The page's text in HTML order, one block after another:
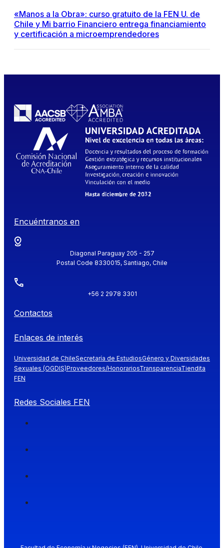
«Manos a la Obra»: curso gratuito de la FEN U. de
Chile y Mi barrio Financiero entrega financiamiento
y certificación a microemprendedores
Encuéntranos en
Diagonal Paraguay 205 - 257
Postal Code 8330015, Santiago, Chile
+56 2 2978 3301
Contactos
Enlaces de interés
Universidad de ChileSecretaría de EstudiosGénero y Diversidades
Sexuales (OGDIS)Proveedores/HonorariosTransparenciaTiendita
FEN
Redes Sociales FEN